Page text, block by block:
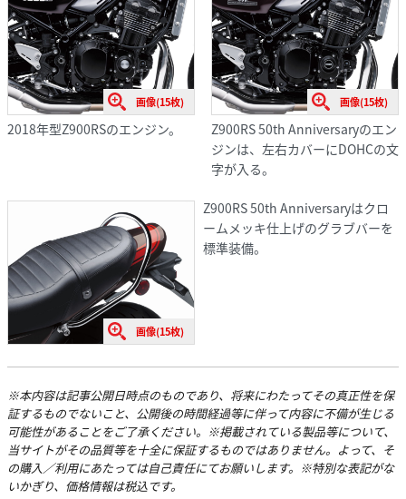
画像(15枚)
2018年型Z900RSのエンジン。
画像(15枚)
Z900RS 50th Anniversaryのエン
ジンは、左右カバーにDOHCの文
字が入る。
画像(15枚)
Z900RS 50th Anniversaryはクロ
ームメッキ仕上げのグラブバーを
標準装備。
※本内容は記事公開日時点のものであり、将来にわたってその真正性を保
証するものでないこと、公開後の時間経過等に伴って内容に不備が生じる
可能性があることをご了承ください。※掲載されている製品等について、
当サイトがその品質等を十全に保証するものではありません。よって、そ
の購入／利用にあたっては自己責任にてお願いします。※特別な表記がな
いかぎり、価格情報は税込です。